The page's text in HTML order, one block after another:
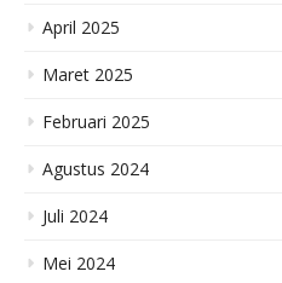
April 2025
Maret 2025
Februari 2025
Agustus 2024
Juli 2024
Mei 2024